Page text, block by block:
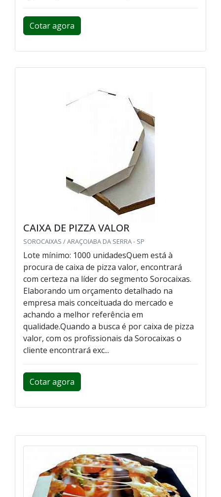
Cotar agora
CAIXA DE PIZZA VALOR
SOROCAIXAS / ARAÇOIABA DA SERRA - SP
Lote mínimo: 1000 unidadesQuem está à
procura de caixa de pizza valor, encontrará
com certeza na líder do segmento Sorocaixas.
Elaborando um orçamento detalhado na
empresa mais conceituada do mercado e
achando a melhor referência em
qualidade.Quando a busca é por caixa de pizza
valor, com os profissionais da Sorocaixas o
cliente encontrará exc...
Cotar agora